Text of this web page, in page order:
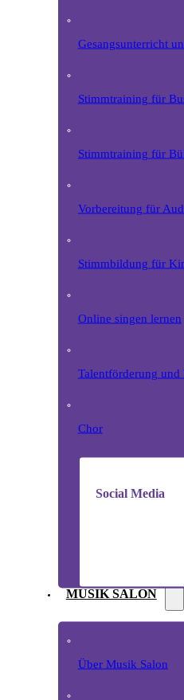
Gesangsunterricht
Stimmtraining für
Stimmtraining für
Vorbereitung für
Stimmbildung für
Online singen lernen
Talentförderung und
Chor
Social Media
MUSIK SALON
Über Musik Salon